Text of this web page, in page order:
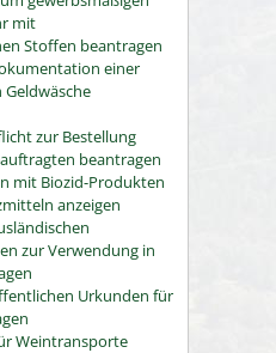
mit
Stoffen beantragen
einer
Geldwäsche
zur Bestellung
beantragen
mit Biozid-Produkten
anzeigen
zur Verwendung in
Urkunden für
Weintransporte